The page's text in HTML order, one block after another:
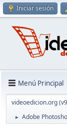
Iniciar sesión
Menú Principal
videoedicion.org
► Adobe